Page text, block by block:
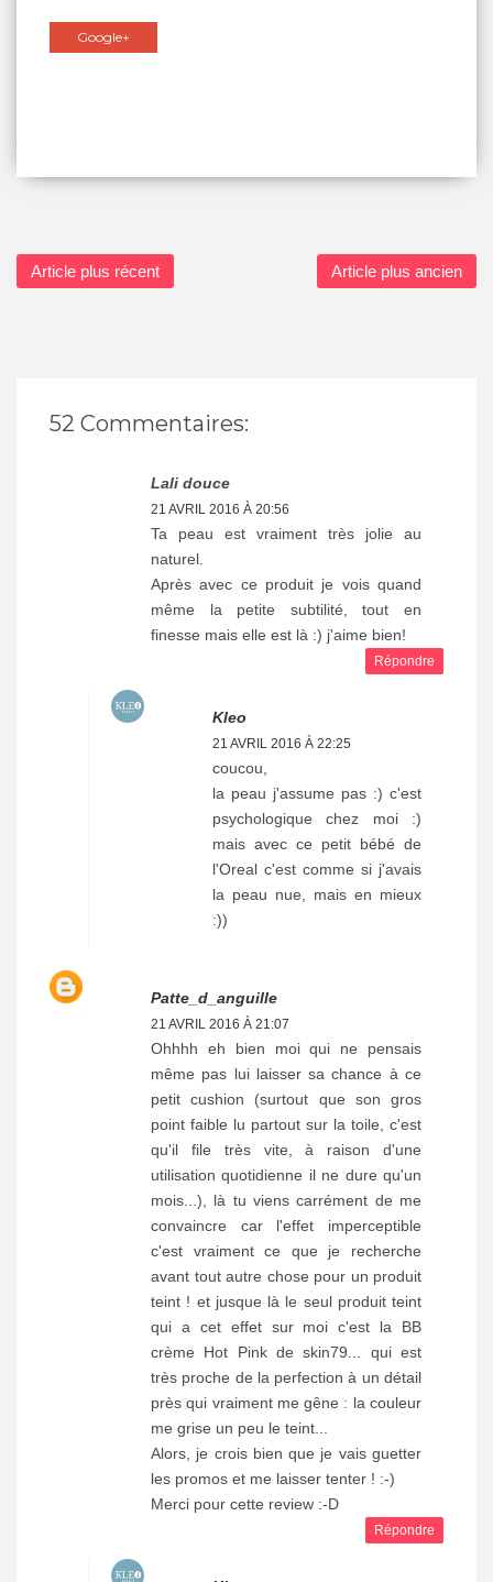
Google+
Article plus récent Article plus ancien
52 Commentaires:
Lali douce
21 AVRIL 2016 À 20:56
Ta peau est vraiment très jolie au
naturel.
Après avec ce produit je vois quand
même la petite subtilité, tout en
finesse mais elle est là :) j'aime bien!
Répondre
Kleo
21 AVRIL 2016 À 22:25
coucou,
la peau j'assume pas :) c'est
psychologique chez moi :)
mais avec ce petit bébé de
l'Oreal c'est comme si j'avais
la peau nue, mais en mieux
:))
Patte_d_anguille
21 AVRIL 2016 À 21:07
Ohhhh eh bien moi qui ne pensais
même pas lui laisser sa chance à ce
petit cushion (surtout que son gros
point faible lu partout sur la toile, c'est
qu'il file très vite, à raison d'une
utilisation quotidienne il ne dure qu'un
mois...), là tu viens carrément de me
convaincre car l'effet imperceptible
c'est vraiment ce que je recherche
avant tout autre chose pour un produit
teint ! et jusque là le seul produit teint
qui a cet effet sur moi c'est la BB
crème Hot Pink de skin79... qui est
très proche de la perfection à un détail
près qui vraiment me gêne : la couleur
me grise un peu le teint...
Alors, je crois bien que je vais guetter
les promos et me laisser tenter ! :-)
Merci pour cette review :-D
Répondre